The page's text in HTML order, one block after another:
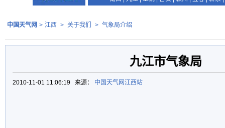
中国天气网 > 江西 > 关于我们 > 气象局介绍
九江市气象局
2010-11-01 11:06:19 来源： 中国天气网江西站